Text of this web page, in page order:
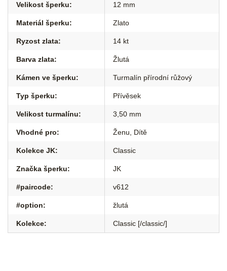
Velikost šperku: 12 mm
Materiál šperku: Zlato
Ryzost zlata: 14 kt
Barva zlata: Žlutá
Kámen ve šperku: Turmalín přírodní růžový
Typ šperku: Přívěsek
Velikost turmalínu: 3,50 mm
Vhodné pro: Ženu Dítě
Kolekce JK: Classic
Značka šperku: JK
#paircode: v612
#option: žlutá
Kolekce: Classic [/classic/]